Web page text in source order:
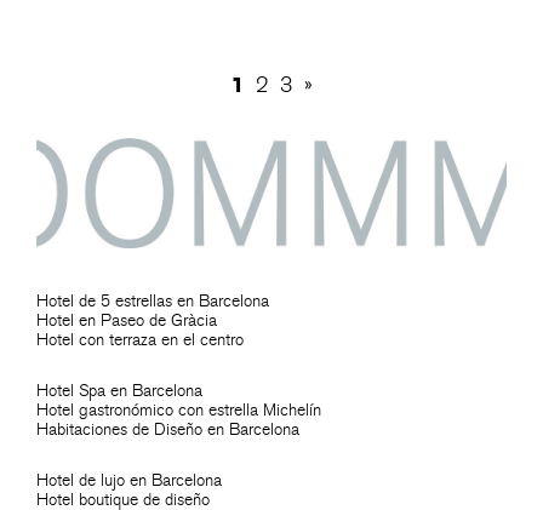
1 2 3 »
Hotel de 5 estrellas en Barcelona
Hotel en Paseo de Gràcia
Hotel con terraza en el centro
Hotel Spa en Barcelona
Hotel gastronómico con estrella Michelín
Habitaciones de Diseño en Barcelona
Hotel de lujo en Barcelona
Hotel boutique de diseño